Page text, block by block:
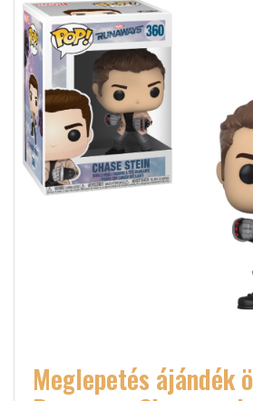
Meglepetés ájándék